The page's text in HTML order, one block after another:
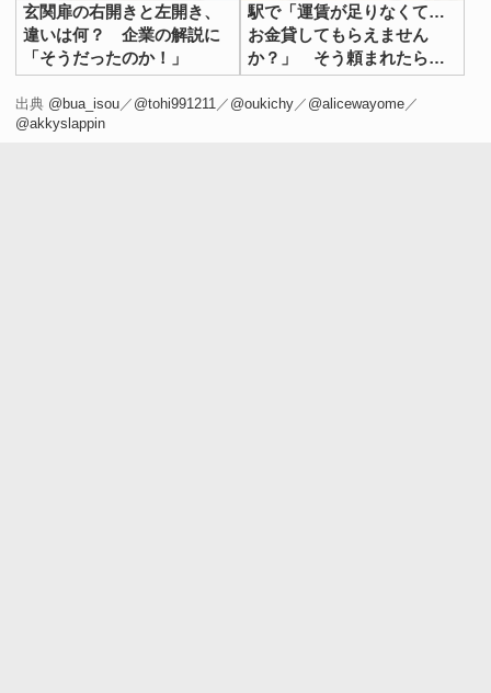
玄関扉の右開きと左開き、
違いは何？ 企業の解説に
「そうだったのか！」
駅で「運賃が足りなくて…
お金貸してもらえません
か？」 そう頼まれたらこ
う言おう！
出典 @bua_isou ／ @tohi991211 ／ @oukichy ／ @alicewayome ／
@akkyslappin